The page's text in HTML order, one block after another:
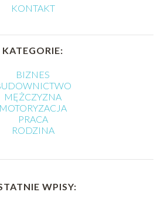
KONTAKT
KATEGORIE:
BIZNES
MĘŻCZYZNA
MOTORYZACJA
PRACA
RODZINA
WPISY: